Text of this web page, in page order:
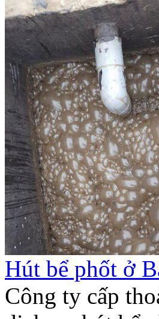
Hút bể phốt ở
Công ty cấp